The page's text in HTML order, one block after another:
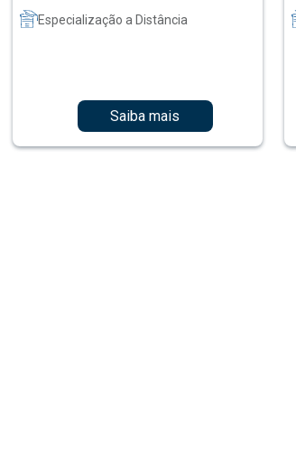
Especialização a Distância
Saiba mais